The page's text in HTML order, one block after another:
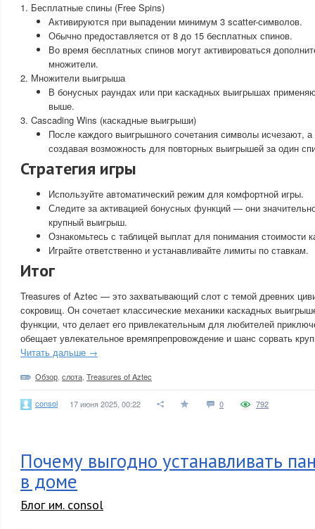
1. Бесплатные спины (Free Spins)
Активируются при выпадении минимум 3 scatter-символов.
Обычно предоставляется от 8 до 15 бесплатных спинов.
Во время бесплатных спинов могут активироваться
множители.
2. Множители выигрыша
В бонусных раундах или при каскадных выигрышах
выше.
3. Cascading Wins (каскадные выигрыши)
После каждого выигрышного сочетания символы исчезают,
создавая возможность для повторных выигрышей за один
Стратегия игры
Используйте автоматический режим для комфортной игры.
Следите за активацией бонусных функций — они
крупный выигрыш.
Ознакомьтесь с таблицей выплат для понимания стоимости
Играйте ответственно и устанавливайте лимиты по ставкам.
Итог
Treasures of Aztec — это захватывающий слот с темой древних
сокровищ. Он сочетает классические механики каскадных
функции, что делает его привлекательным для любителей
обещает увлекательное времяпрепровождение и шанс сорвать
Читать дальше →
Обзор слота Treasures of Aztec
consol 17 июня 2025, 00:22 0 792
Почему выгодно устанавливать
в доме
Блог им. consol